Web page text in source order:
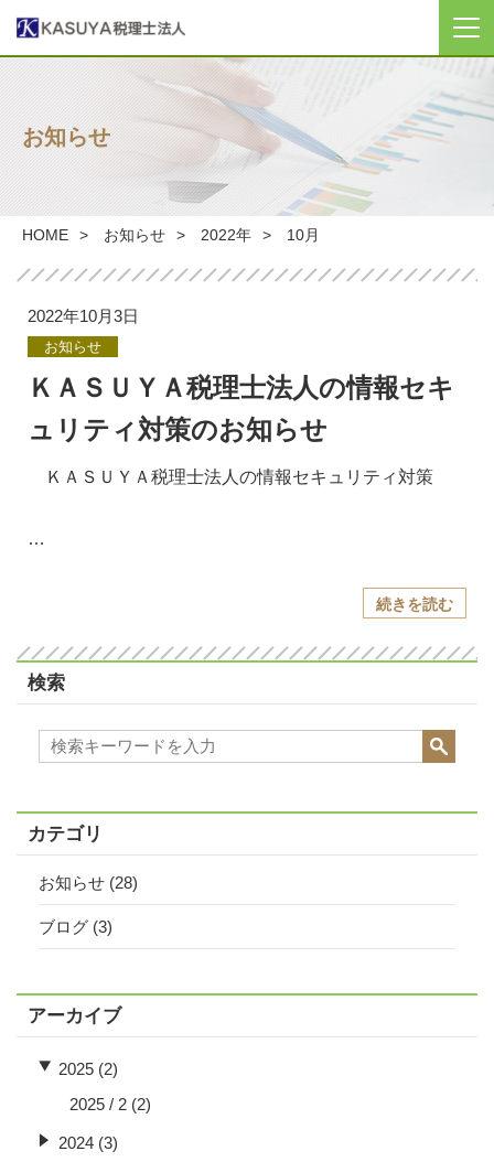
TOP
KASUYAについて
事務所のご紹介
サービスのご紹介
税計算
お知らせ
HOME お知らせ 2022年 10月
2022年10月3日
お知らせ
ＫＡＳＵＹＡ税理士法人の情報セキ
ュリティ対策のお知らせ
ＫＡＳＵＹＡ税理士法人の情報セキュリティ対策
…
続きを読む
検索
カテゴリ
お知らせ (28)
ブログ (3)
アーカイブ
2025 (2)
2025 / 2 (2)
2024 (3)